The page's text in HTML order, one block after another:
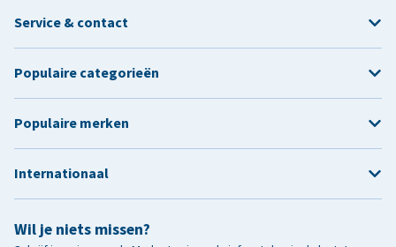
Wil je niets missen?
Service & contact
Populaire categorieën
Populaire merken
Internationaal